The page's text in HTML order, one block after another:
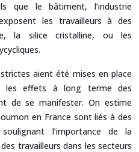
que le bâtiment, l’industrie
les travailleurs à des
la silice cristalline, ou les
aient été mises en place
les effets à long terme des
de se manifester. On estime
en France sont liés à des
l’importance de la
travailleurs dans les secteurs